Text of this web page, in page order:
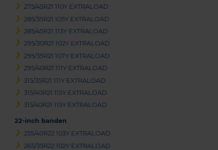
275/45R21 110Y EXTRALOAD
285/35R21 105Y EXTRALOAD
285/45R21 113Y EXTRALOAD
295/30R21 102Y EXTRALOAD
295/35R21 107Y EXTRALOAD
295/40R21 111Y EXTRALOAD
315/35R21 111Y EXTRALOAD
315/40R21 115Y EXTRALOAD
315/40R21 115Y EXTRALOAD
22-inch banden
255/40R22 103Y EXTRALOAD
265/35R22 102Y EXTRALOAD